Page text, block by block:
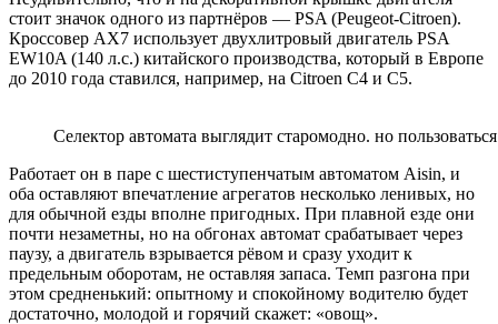
стоит значок одного из партнёров — PSA (Peugeot-Citroen).
Кроссовер AX7 использует двухлитровый двигатель PSA
EW10A (140 л.с.) китайского производства, который в Европе
до 2010 года ставился, например, на Citroen C4 и C5.
Селектор автомата выглядит старомодно. но
Работает он в паре с шестиступенчатым автоматом Aisin, и
оба оставляют впечатление агрегатов несколько ленивых, но
для обычной езды вполне пригодных. При плавной езде они
почти незаметны, но на обгонах автомат срабатывает через
паузу, а двигатель взрывается рёвом и сразу уходит к
предельным оборотам, не оставляя запаса. Темп разгона при
этом средненький: опытному и спокойному водителю будет
достаточно, молодой и горячий скажет: «овощ».